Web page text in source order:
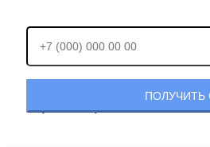
Отправляя заявку, Вы соглашаетесь с